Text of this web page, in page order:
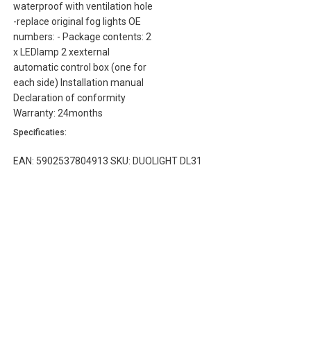
waterproof with ventilation hole
-replace original fog lights OE
numbers: - Package contents: 2
x LEDlamp 2 xexternal
automatic control box (one for
each side) Installation manual
Declaration of conformity
Warranty: 24months
Specificaties:
EAN: 5902537804913 SKU: DUOLIGHT DL31